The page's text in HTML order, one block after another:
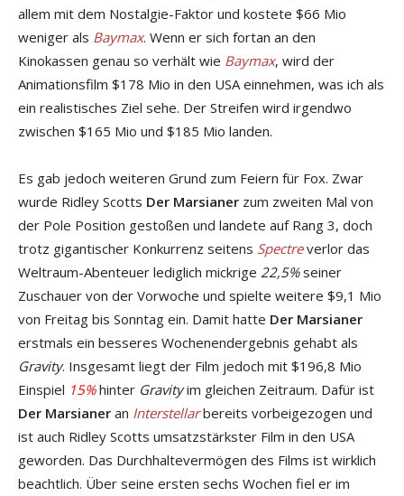
allem mit dem Nostalgie-Faktor und kostete $66 Mio
weniger als Baymax. Wenn er sich fortan an den
Kinokassen genau so verhält wie Baymax, wird der
Animationsfilm $178 Mio in den USA einnehmen, was ich als
ein realistisches Ziel sehe. Der Streifen wird irgendwo
zwischen $165 Mio und $185 Mio landen.
Es gab jedoch weiteren Grund zum Feiern für Fox. Zwar
wurde Ridley Scotts Der Marsianer zum zweiten Mal von
der Pole Position gestoßen und landete auf Rang 3, doch
trotz gigantischer Konkurrenz seitens Spectreverlor das
Weltraum-Abenteuer lediglich mickrige 22,5%seiner
Zuschauer von der Vorwoche und spielte weitere $9,1 Mio
von Freitag bis Sonntag ein. Damit hatte Der Marsianer
erstmals ein besseres Wochenendergebnis gehabt als
Gravity. Insgesamt liegt der Film jedoch mit $196,8 Mio
Einspiel 15%hinter Gravityim gleichen Zeitraum. Dafür ist
Der Marsianer an Interstellarbereits vorbeigezogen und
ist auch Ridley Scotts umsatzstärkster Film in den USA
geworden. Das Durchhaltevermögen des Films ist wirklich
beachtlich. Über seine ersten sechs Wochen fiel er im